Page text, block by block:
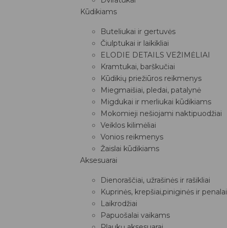
Kūdikiams
Buteliukai ir gertuvės
Čiulptukai ir laikikliai
ELODIE DETAILS VEŽIMĖLIAI
Kramtukai, barškučiai
Kūdikių priežiūros reikmenys
Miegmaišiai, pledai, patalynė
Migdukai ir merliukai kūdikiams
Mokomieji nešiojami naktipuodžiai
Veiklos kilimėliai
Vonios reikmenys
Žaislai kūdikiams
Aksesuarai
Dienoraščiai, užrašinės ir rašikliai
Kuprinės, krepšiai,piniginės ir penalai
Laikrodžiai
Papuošalai vaikams